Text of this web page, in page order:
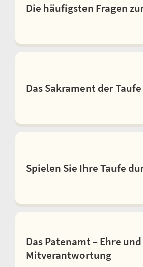
Die häufigsten Fragen
Das Sakrament der Taufe
Spielen Sie Ihre Taufe
Das Patenamt – Ehre und
Mitverantwortung